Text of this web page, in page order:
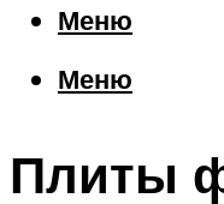
Меню
Меню
Плиты